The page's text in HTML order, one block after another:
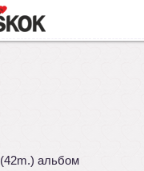
(42m.) альбом